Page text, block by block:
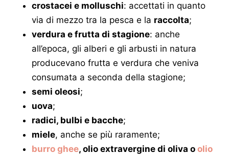
crostacei e molluschi: accettati in quanto
via di mezzo tra la pesca e la raccolta;
verdura e frutta di stagione: anche
all’epoca, gli alberi e gli arbusti in natura
producevano frutta e verdura che veniva
consumata a seconda della stagione;
semi oleosi;
uova;
radici, bulbi e bacche;
miele, anche se più raramente;
burro ghee, olio extravergine di oliva o olio